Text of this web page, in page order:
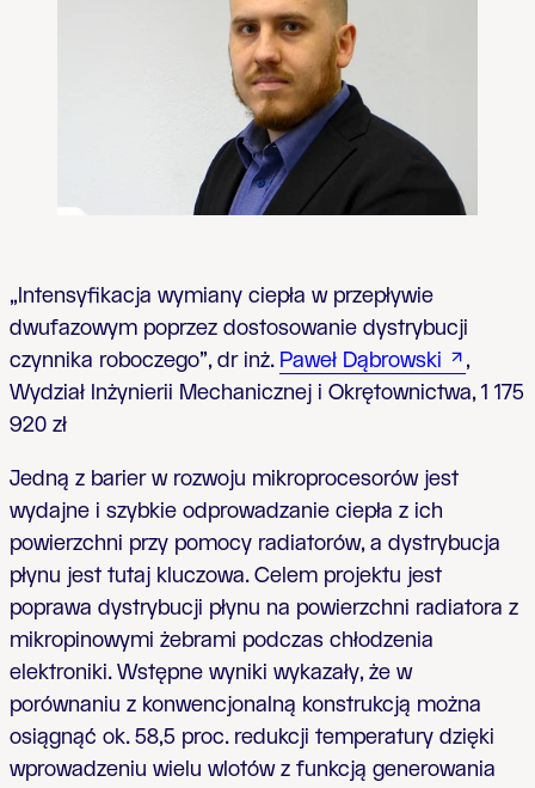
„Intensyfikacja wymiany ciepła w przepływie
dwufazowym poprzez dostosowanie dystrybucji
czynnika roboczego”, dr inż. Paweł Dąbrowski
,
Wydział Inżynierii Mechanicznej i Okrętownictwa, 1 175
920 zł
Jedną z barier w rozwoju mikroprocesorów jest
wydajne i szybkie odprowadzanie ciepła z ich
powierzchni przy pomocy radiatorów, a dystrybucja
płynu jest tutaj kluczowa. Celem projektu jest
poprawa dystrybucji płynu na powierzchni radiatora z
mikropinowymi żebrami podczas chłodzenia
elektroniki. Wstępne wyniki wykazały, że w
porównaniu z konwencjonalną konstrukcją można
osiągnąć ok. 58,5 proc. redukcji temperatury dzięki
wprowadzeniu wielu wlotów z funkcją generowania